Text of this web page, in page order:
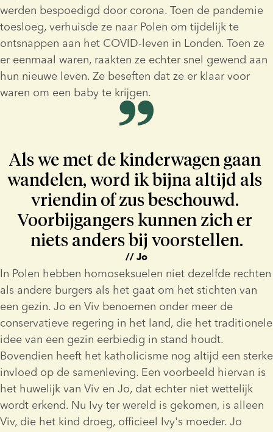
werden bespoedigd door corona. Toen de pandemie
toesloeg, verhuisde ze naar Polen om tijdelijk te
ontsnappen aan het COVID-leven in Londen. Toen ze
er eenmaal waren, raakten ze echter snel gewend aan
hun nieuwe leven. Ze beseften dat ze er klaar voor
waren om een baby te krijgen.
Als we met de kinderwagen gaan
wandelen, word ik bijna altijd als
vriendin of zus beschouwd.
Voorbijgangers kunnen zich er
niets anders bij voorstellen.
// Jo
In Polen hebben homoseksuelen niet dezelfde rechten
als andere burgers als het gaat om het stichten van
een gezin. Jo en Viv benoemen onder meer de
conservatieve regering in het land, die het traditionele
idee van een gezin eerbiedig in stand houdt.
Bovendien heeft het katholicisme nog altijd een sterke
invloed op de samenleving. Een voorbeeld hiervan is
het huwelijk van Viv en Jo, dat echter niet wettelijk
wordt erkend. Nu Ivy ter wereld is gekomen, is alleen
Viv, die het kind droeg, officieel Ivy's moeder. Jo